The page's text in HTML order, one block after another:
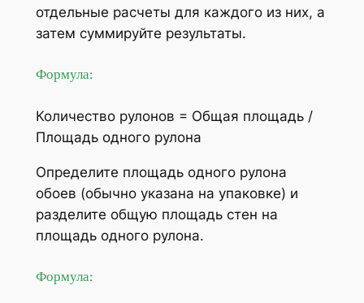
отдельные расчеты для каждого из них, а
затем суммируйте результаты.
Формула:
Количество рулонов = Общая площадь /
Площадь одного рулона
Определите площадь одного рулона
обоев (обычно указана на упаковке) и
разделите общую площадь стен на
площадь одного рулона.
Формула: